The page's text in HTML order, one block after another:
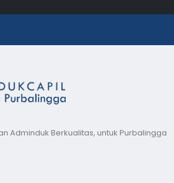
Adminduk Berkualitas, untuk Purbalingga